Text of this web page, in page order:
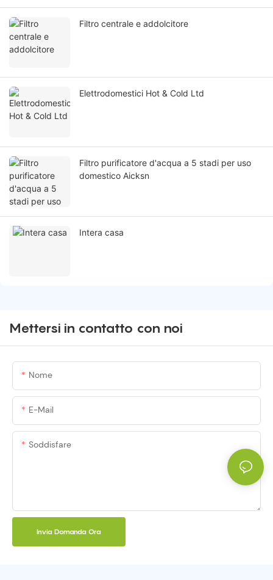
Filtro centrale e addolcitore
Elettrodomestici Hot & Cold Ltd
Filtro purificatore d'acqua a 5 stadi per uso
domestico Aicksn
Intera casa
Mettersi in contatto con noi
Nome
E-Mail
Soddisfare
Invia Domanda Ora